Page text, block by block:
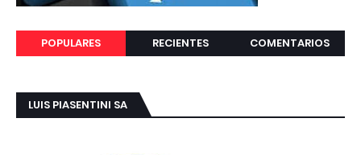
POPULARES RECIENTES COMENTARIOS
LUIS PIASENTINI SA